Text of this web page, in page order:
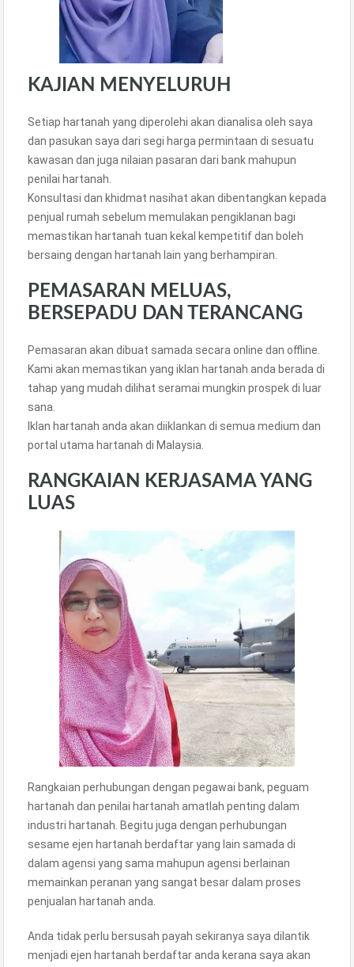
KAJIAN MENYELURUH
Setiap hartanah yang diperolehi akan dianalisa oleh saya
dan pasukan saya dari segi harga permintaan di sesuatu
kawasan dan juga nilaian pasaran dari bank mahupun
penilai hartanah.
Konsultasi dan khidmat nasihat akan dibentangkan kepada
penjual rumah sebelum memulakan pengiklanan bagi
memastikan hartanah tuan kekal kempetitif dan boleh
bersaing dengan hartanah lain yang berhampiran.
PEMASARAN MELUAS,
BERSEPADU DAN TERANCANG
Pemasaran akan dibuat samada secara online dan offline.
Kami akan memastikan yang iklan hartanah anda berada di
tahap yang mudah dilihat seramai mungkin prospek di luar
sana.
Iklan hartanah anda akan diiklankan di semua medium dan
portal utama hartanah di Malaysia.
RANGKAIAN KERJASAMA YANG
LUAS
Rangkaian perhubungan dengan pegawai bank, peguam
hartanah dan penilai hartanah amatlah penting dalam
industri hartanah. Begitu juga dengan perhubungan
sesame ejen hartanah berdaftar yang lain samada di
dalam agensi yang sama mahupun agensi berlainan
memainkan peranan yang sangat besar dalam proses
penjualan hartanah anda.
Anda tidak perlu bersusah payah sekiranya saya dilantik
menjadi ejen hartanah berdaftar anda kerana saya akan